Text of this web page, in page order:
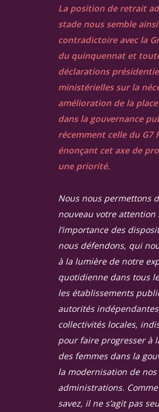
La position de retrait
stade nous semble ainsi
contradictoire avec la
du quinquennat et
déclarations
ministérielles sur la
amélioration de la
dans la gouvernance
récemment celle du G7
énonçant cet axe de
une priorité.
Nous nous permettons
nouveau votre attention
l’importance des
nous défendons, qui
à la lumière de notre
quotidienne dans tous
les établissements
autorités
collectivités locales,
pour faire progresser à
des femmes dans la
la modernisation de nos
administrations.
savez, il ne s’agit pas